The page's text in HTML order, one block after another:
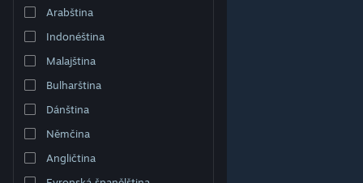
Arabština
Indonéština
Malajština
Bulharština
Dánština
Němčina
Angličtina